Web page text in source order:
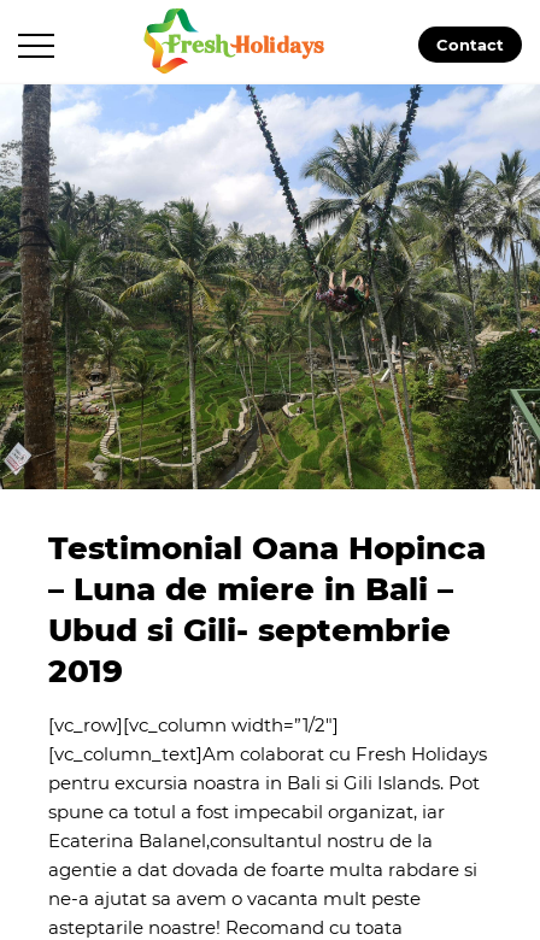
Contact
Testimonial Oana Hopinca
– Luna de miere in Bali –
Ubud si Gili- septembrie
2019
[vc_row][vc_column width=”1/2″]
[vc_column_text]Am colaborat cu Fresh Holidays
pentru excursia noastra in Bali si Gili Islands. Pot
spune ca totul a fost impecabil organizat, iar
Ecaterina Balanel,consultantul nostru de la
agentie a dat dovada de foarte multa rabdare si
ne-a ajutat sa avem o vacanta mult peste
asteptarile noastre! Recomand cu toata